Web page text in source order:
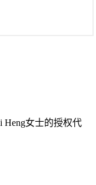
Heng女士的授权代